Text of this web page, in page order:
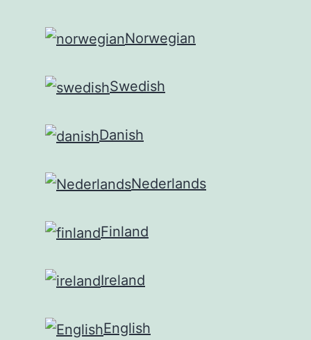
Norwegian
Swedish
Danish
Nederlands
Finland
Ireland
English